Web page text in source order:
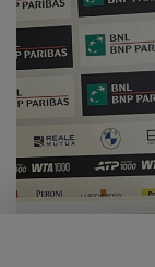
Zapytaliśmy